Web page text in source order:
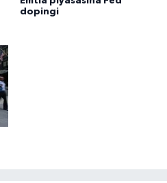
dopingi